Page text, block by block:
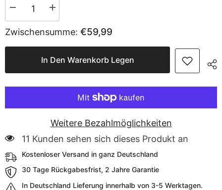
Fifine
/
Dynamisch
Stummschalttaste
AM8
Menge
Fifine
/
XLR
Dynamisch
Stummschalttaste
Kopfhörerbuchse,
AM8
Zwischensumme: €59,99
In Den Warenkorb Legen
Weitere Bezahlmöglichkeiten
11 Kunden sehen sich dieses Produkt an
Kostenloser Versand in ganz Deutschland
30 Tage Rückgabesfrist, 2 Jahre Garantie
In Deutschland Lieferung innerhalb von 3-5 Werktagen.